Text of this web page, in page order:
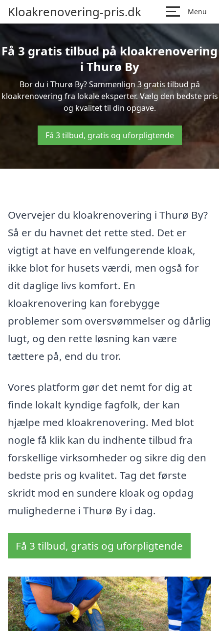
Kloakrenovering-pris.dk Menu
Få 3 gratis tilbud på kloakrenovering
i Thurø By
Bor du i Thurø By? Sammenlign 3 gratis tilbud på
kloakrenovering fra lokale eksperter. Vælg den bedste pris
og kvalitet til din opgave.
Få 3 tilbud, gratis og uforpligtende
Overvejer du kloakrenovering i Thurø By?
Så er du havnet det rette sted. Det er
vigtigt at have en velfungerende kloak,
ikke blot for husets værdi, men også for
dit daglige livs komfort. En
kloakrenovering kan forebygge
problemer som oversvømmelser og dårlig
lugt, og den rette løsning kan være
tættere på, end du tror.
Vores platform gør det nemt for dig at
finde lokalt kyndige fagfolk, der kan
hjælpe med kloakrenovering. Med blot
nogle få klik kan du indhente tilbud fra
forskellige virksomheder og sikre dig den
bedste pris og kvalitet. Tag det første
skridt mod en sundere kloak og opdag
mulighederne i Thurø By i dag.
Få 3 tilbud, gratis og uforpligtende